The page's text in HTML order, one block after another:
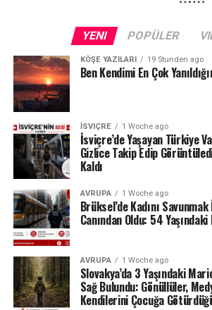
Kuraklığın etkileri yalnızca
des Brenets de son derece düşük su
karşıya.
24 Temmuz ölçümlerinde göl seviyesi
metre, çıkıştaki su debisi ise yalnızca
metreküp olarak kaydedildi. Su
nedeniyle göldeki tekne seferleri de
Lac des Brenets daha önce de uzun
dönemlerinde benzer sorunlar
yazında su seviyesi ciddi şekilde
Ren Şelalesi’ndeki son durum ise
yağış eksikliğinin nehir ve göller
gözler önüne seriyor.
Kaynak: BAFU / BRK News
YENI POPÜLER
KÖŞE YAZILARI 19 Stunden ago
Ben Kendimi En Çok
İSVIÇRE 1 Woche ago
İsviçre’de Yaşayan Türkiye
Gizlice Takip Edip
Kaldı
AVRUPA 1 Woche ago
Brüksel’de Kadını
Canından Oldu: 54
AVRUPA 1 Woche ago
Slovakya’da 3 Yaşındaki
Sağ Bulundu: Gönüllüler,
Kendilerini Çocuğa